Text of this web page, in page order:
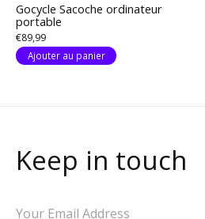
Gocycle Sacoche ordinateur
portable
€89,99
Ajouter au panier
Keep in touch